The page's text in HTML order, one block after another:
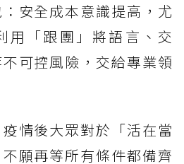
安全成本意識提高，尤
用「跟團」將語言、交
可控風險，交給專業領
情後大眾對於「活在當
願再等所有條件都備齊